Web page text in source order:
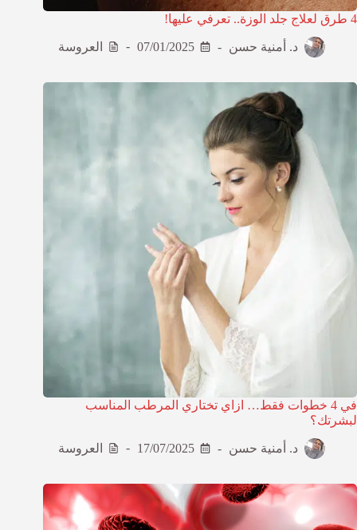
4 طرق لعلاج جلد الوزة.. تعرفي عليها!
د. أمنية حسن 07/01/2025 العروسة
في 4 خطوات فقط… ازاي تختاري المرطب المناسب
لبشرتك؟
د. أمنية حسن 17/07/2025 العروسة